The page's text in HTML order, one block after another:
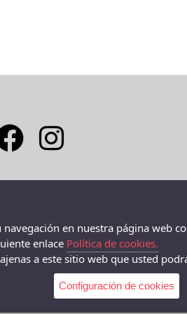
- C/VALENCIA, 391, Barcelona -
en nuestra página web
enlace Política de cookies.
a este sitio web que usted
Configuración de cookies